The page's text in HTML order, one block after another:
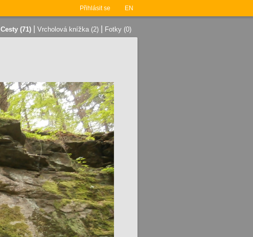
Přihlásit se EN
Cesty (71) Vrcholová knížka (2) Fotky (0)